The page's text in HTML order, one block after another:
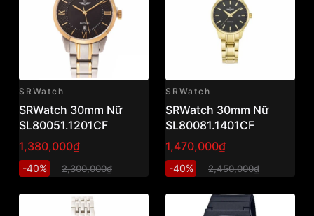
SRWatch
SRWatch 30mm Nữ
SL80051.1201CF
1,380,000₫
-40% 2,300,000₫
SRWatch
SRWatch 30mm Nữ
SL80081.1401CF
1,470,000₫
-40% 2,450,000₫